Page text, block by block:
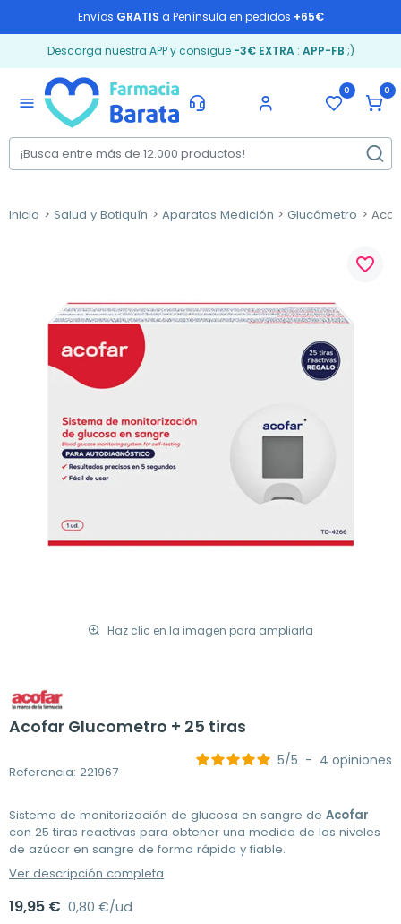
Envíos GRATIS a Península en pedidos +65€
Descarga nuestra APP y consigue -3€ EXTRA: APP-FB ;)
menu
0 0
Inicio Salud y Botiquín Aparatos Medición Glucómetro
Haz clic en la imagen para ampliarla
favorite_border
Acofar Glucometro + 25 tiras
Referencia: 221967
5/5 - 4 opiniones
Sistema de monitorización de glucosa en sangre de Acofar
con 25 tiras reactivas para obtener una medida de los niveles
de azúcar en sangre de forma rápida y fiable.
Ver descripción completa
19,95 € 0,80 €/ud